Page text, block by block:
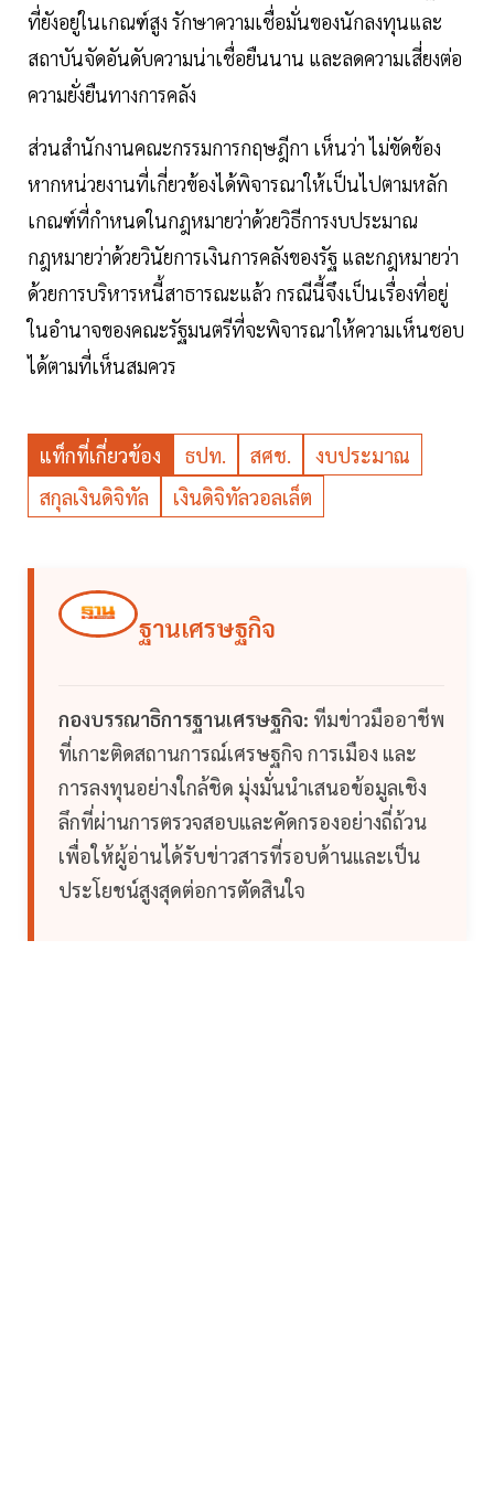
ที่ยังอยู่ในเกณฑ์สูง รักษาความเชื่อมั่นของนักลงทุนและ
สถาบันจัดอันดับความน่าเชื่อยืนนาน และลดความเสี่ยงต่อ
ความยั่งยืนทางการคลัง
ส่วนสำนักงานคณะกรรมการกฤษฎีกา เห็นว่า ไม่ขัดข้อง
หากหน่วยงานที่เกี่ยวข้องได้พิจารณาให้เป็นไปตามหลัก
เกณฑ์ที่กำหนดในกฎหมายว่าด้วยวิธีการงบประมาณ
กฎหมายว่าด้วยวินัยการเงินการคลังของรัฐ และกฎหมายว่า
ด้วยการบริหารหนี้สาธารณะแล้ว กรณีนี้จึงเป็นเรื่องที่อยู่
ในอำนาจของคณะรัฐมนตรีที่จะพิจารณาให้ความเห็นชอบ
ได้ตามที่เห็นสมควร
แท็กที่เกี่ยวข้อง ธปท. สศช.
งบประมาณ
สกุลเงินดิจิทัล
เงินดิจิทัลวอลเล็ต
ฐานเศรษฐกิจ
กองบรรณาธิการฐานเศรษฐกิจ: ทีมข่าวมืออาชีพ
ที่เกาะติดสถานการณ์เศรษฐกิจ การเมือง และ
การลงทุนอย่างใกล้ชิด มุ่งมั่นนำเสนอข้อมูลเชิง
ลึกที่ผ่านการตรวจสอบและคัดกรองอย่างถี่ถ้วน
เพื่อให้ผู้อ่านได้รับข่าวสารที่รอบด้านและเป็น
ประโยชน์สูงสุดต่อการตัดสินใจ